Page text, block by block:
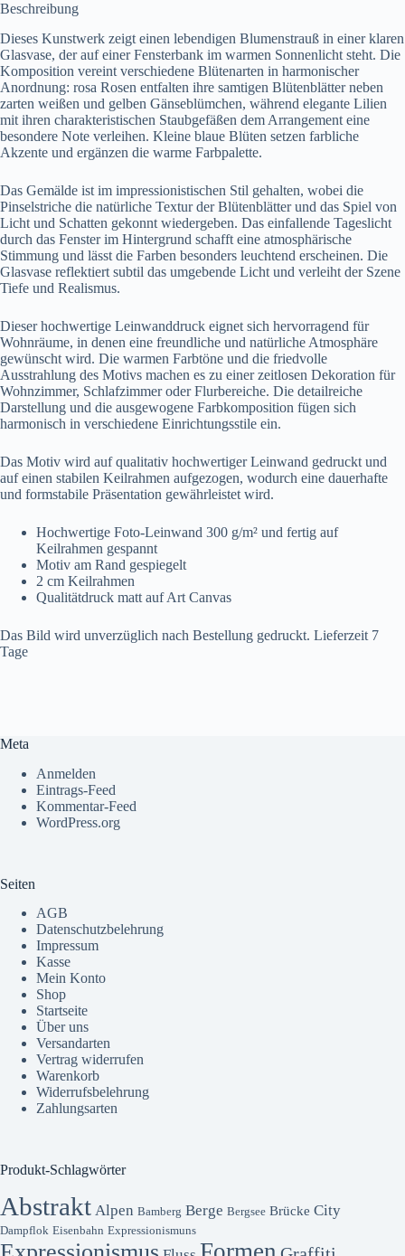
Beschreibung
Dieses Kunstwerk zeigt einen lebendigen Blumenstrauß in einer klaren
Glasvase, der auf einer Fensterbank im warmen Sonnenlicht steht. Die
Komposition vereint verschiedene Blütenarten in harmonischer
Anordnung: rosa Rosen entfalten ihre samtigen Blütenblätter neben
zarten weißen und gelben Gänseblümchen, während elegante Lilien
mit ihren charakteristischen Staubgefäßen dem Arrangement eine
besondere Note verleihen. Kleine blaue Blüten setzen farbliche
Akzente und ergänzen die warme Farbpalette.
Das Gemälde ist im impressionistischen Stil gehalten, wobei die
Pinselstriche die natürliche Textur der Blütenblätter und das Spiel von
Licht und Schatten gekonnt wiedergeben. Das einfallende Tageslicht
durch das Fenster im Hintergrund schafft eine atmosphärische
Stimmung und lässt die Farben besonders leuchtend erscheinen. Die
Glasvase reflektiert subtil das umgebende Licht und verleiht der Szene
Tiefe und Realismus.
Dieser hochwertige Leinwanddruck eignet sich hervorragend für
Wohnräume, in denen eine freundliche und natürliche Atmosphäre
gewünscht wird. Die warmen Farbtöne und die friedvolle
Ausstrahlung des Motivs machen es zu einer zeitlosen Dekoration für
Wohnzimmer, Schlafzimmer oder Flurbereiche. Die detailreiche
Darstellung und die ausgewogene Farbkomposition fügen sich
harmonisch in verschiedene Einrichtungsstile ein.
Das Motiv wird auf qualitativ hochwertiger Leinwand gedruckt und
auf einen stabilen Keilrahmen aufgezogen, wodurch eine dauerhafte
und formstabile Präsentation gewährleistet wird.
Hochwertige Foto-Leinwand 300 g/m² und fertig auf
Keilrahmen gespannt
Motiv am Rand gespiegelt
2 cm Keilrahmen
Qualitätdruck matt auf Art Canvas
Das Bild wird unverzüglich nach Bestellung gedruckt. Lieferzeit 7
Tage
Meta
Anmelden
Eintrags-Feed
Kommentar-Feed
WordPress.org
Seiten
AGB
Datenschutzbelehrung
Impressum
Kasse
Mein Konto
Shop
Startseite
Über uns
Versandarten
Vertrag widerrufen
Warenkorb
Widerrufsbelehrung
Zahlungsarten
Produkt-Schlagwörter
Abstrakt Alpen Bamberg Berge Bergsee Brücke City
Dampflok Eisenbahn Expressionismuns